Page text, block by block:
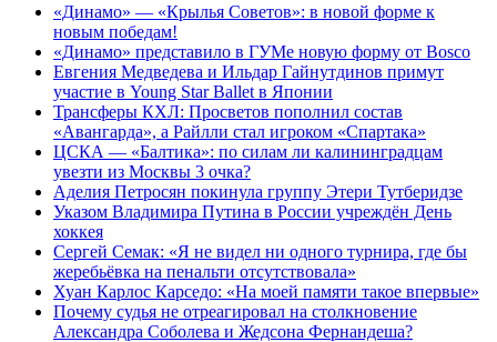
«Динамо» — «Крылья Советов»: в новой форме к
новым победам!
«Динамо» представило в ГУМе новую форму от Bosco
Евгения Медведева и Ильдар Гайнутдинов примут
участие в Young Star Ballet в Японии
Трансферы КХЛ: Просветов пополнил состав
«Авангарда», а Райлли стал игроком «Спартака»
ЦСКА — «Балтика»: по силам ли калининградцам
увезти из Москвы 3 очка?
Аделия Петросян покинула группу Этери Тутберидзе
Указом Владимира Путина в России учреждён День
хоккея
Сергей Семак: «Я не видел ни одного турнира, где бы
жеребьёвка на пенальти отсутствовала»
Хуан Карлос Карседо: «На моей памяти такое впервые»
Почему судья не отреагировал на столкновение
Александра Соболева и Жедсона Фернандеша?